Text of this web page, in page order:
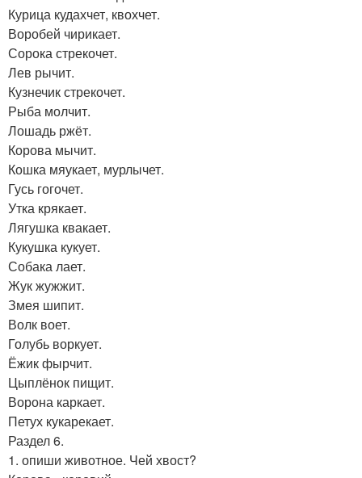
Курица кудахчет, квохчет.
Воробей чирикает.
Сорока стрекочет.
Лев рычит.
Кузнечик стрекочет.
Рыба молчит.
Лошадь ржёт.
Корова мычит.
Кошка мяукает, мурлычет.
Гусь гогочет.
Утка крякает.
Лягушка квакает.
Кукушка кукует.
Собака лает.
Жук жужжит.
Змея шипит.
Волк воет.
Голубь воркует.
Ёжик фырчит.
Цыплёнок пищит.
Ворона каркает.
Петух кукарекает.
Раздел 6.
1. опиши животное. Чей хвост?